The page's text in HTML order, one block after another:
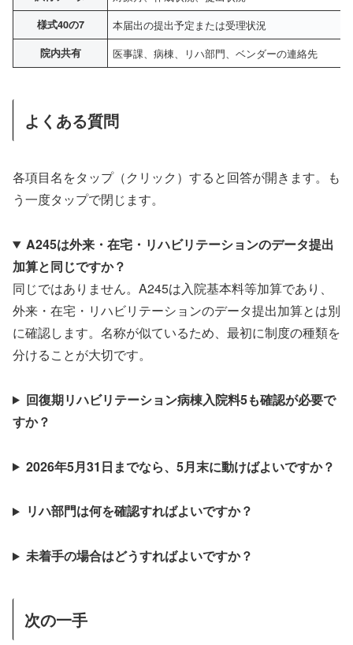
様式40の7 本届出の提出予定または受理状況
院内共有 医事課、病棟、リハ部門、ベンダーの連絡先
よくある質問
各項目名をタップ（クリック）すると回答が開きます。も
う一度タップで閉じます。
A245は外来・在宅・リハビリテーションのデータ提出
加算と同じですか？
同じではありません。A245は入院基本料等加算であり、
外来・在宅・リハビリテーションのデータ提出加算とは別
に確認します。名称が似ているため、最初に制度の種類を
分けることが大切です。
回復期リハビリテーション病棟入院料5も確認が必要で
すか？
2026年5月31日までなら、5月末に動けばよいですか？
リハ部門は何を確認すればよいですか？
未着手の場合はどうすればよいですか？
次の一手